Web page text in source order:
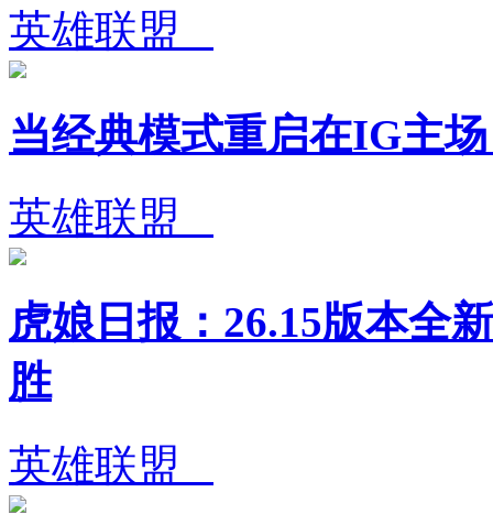
英雄联盟
当经典模式重启在IG主
英雄联盟
虎娘日报：26.15版本全
胜
英雄联盟